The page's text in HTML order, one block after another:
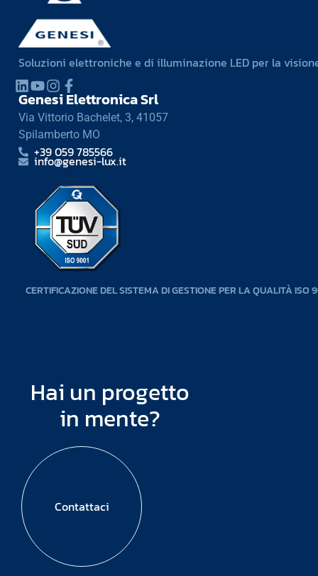
Soluzioni elettroniche e di illuminazione LED per la
Genesi Elettronica Srl
Via Vittorio Bachelet, 3, 41057
Spilamberto MO
+39 059 785566
info@genesi-lux.it
CERTIFICAZIONE DEL SISTEMA DI GESTIONE PER LA QUALITÀ ISO
Hai un progetto
in mente?
Contattaci